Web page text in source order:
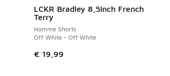
LCKR Bradley 8,5Inch French
Terry
Homme Shorts
Off White - Off White
€ 19,99